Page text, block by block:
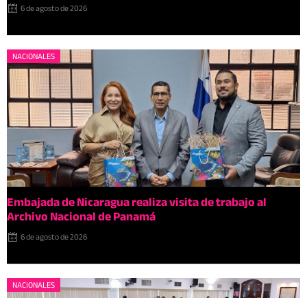
6 de agosto de 2026
NACIONALES
Embajada de Nicaragua realiza visita de trabajo al
Archivo Nacional de Panamá
6 de agosto de 2026
NACIONALES